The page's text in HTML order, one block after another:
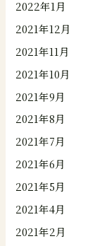
2022年1月
2021年12月
2021年11月
2021年10月
2021年9月
2021年8月
2021年7月
2021年6月
2021年5月
2021年4月
2021年2月